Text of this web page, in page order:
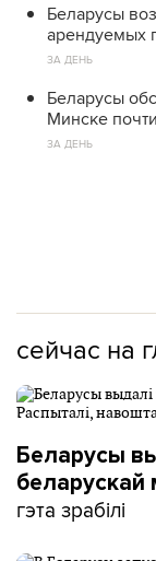
Беларусы
арендуемых
ЗА ДЕНЬ
Беларусы
Минске
ЗА ДЕНЬ
сейчас на
Беларусы
беларускай
гэта зрабілі